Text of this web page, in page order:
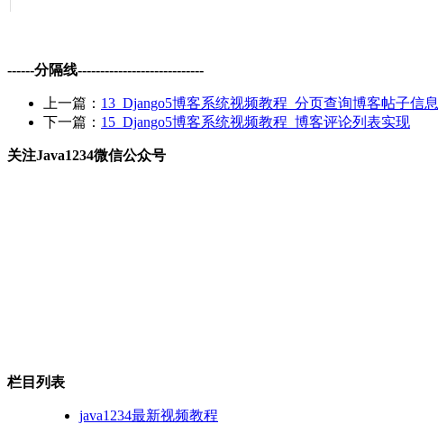
------分隔线----------------------------
上一篇： 13_Django5博客系统视频教程_分页查询博客帖子信息
下一篇： 15_Django5博客系统视频教程_博客评论列表实现
关注Java1234微信公众号
栏目列表
java1234最新视频教程